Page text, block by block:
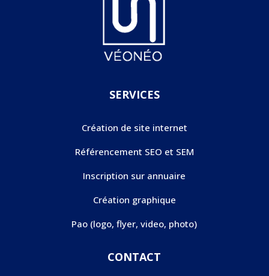
SERVICES
Création de site internet
Référencement SEO et SEM
Inscription sur annuaire
Création graphique
Pao (logo, flyer, video, photo)
CONTACT